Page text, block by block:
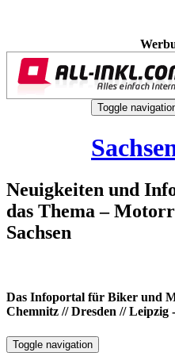
Toggle
Neuigkeiten und
das Thema –
Sachsen
Das Infoportal für Biker und
Chemnitz // Dresden // Leipzig
Toggle navigation